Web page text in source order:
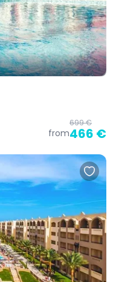
from
699 €
466 €